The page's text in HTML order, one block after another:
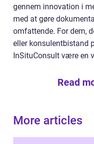
gennem innovation i
med at gøre
omfattende. For dem,
eller konsulentbistand
InSituConsult være en
Read
More articles